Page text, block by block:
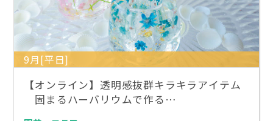
9月[平日]
【オンライン】透明感抜群キラキラアイテム
固まるハーバリウムで作る…